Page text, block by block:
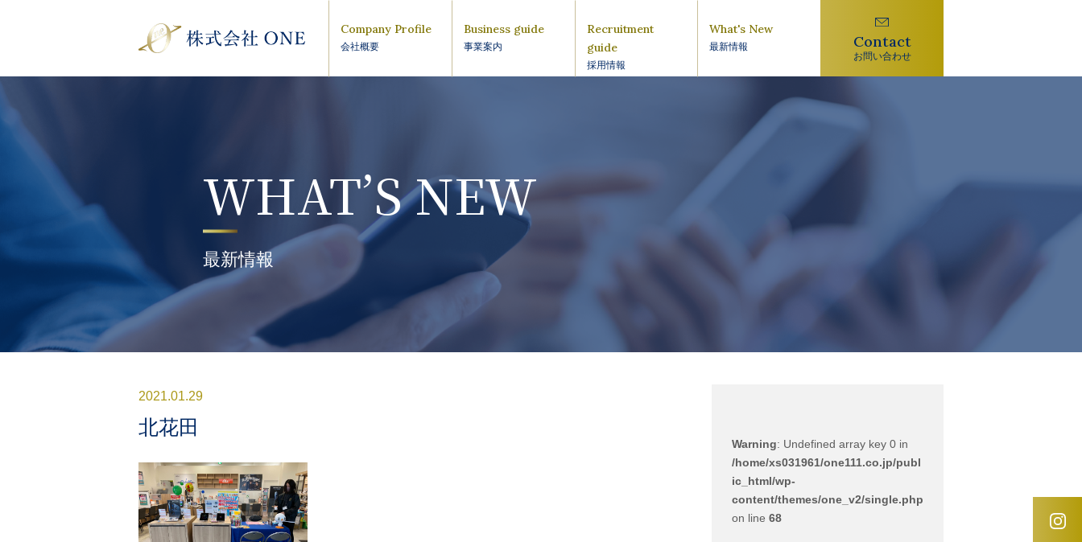
Company Profile
会社概要
Business guide
事業案内
Recruitment
guide
採用情報
What's New
最新情報 Contact
お問い合わせ
WHAT’S NEW
最新情報
2021.01.29
北花田
Warning: Undefined array key 0 in
/home/xs031961/one111.co.jp/publ
ic_html/wp-
content/themes/one_v2/single.php
on line 68